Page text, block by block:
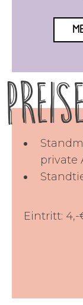
private
Eintritt: 4,-